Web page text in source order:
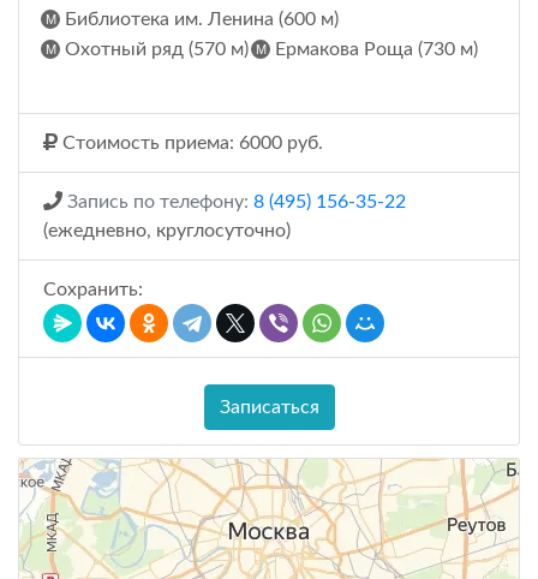
Библиотека им. Ленина (600 м)
Охотный ряд (570 м)
Ермакова Роща (730 м)
Стоимость приема: 6000 руб.
Запись по телефону: 8 (495) 156-35-22
(ежедневно, круглосуточно)
Сохранить:
Записаться